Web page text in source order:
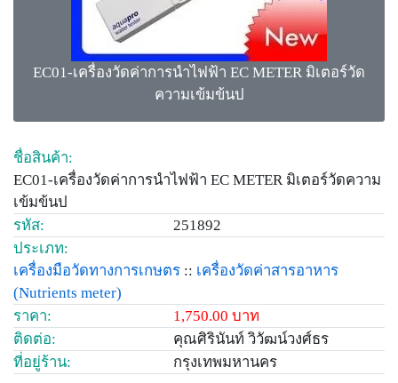
EC01-เครื่องวัดค่าการนำไฟฟ้า EC METER มิเตอร์วัด
ความเข้มข้นป
ชื่อสินค้า:
EC01-เครื่องวัดค่าการนำไฟฟ้า EC METER มิเตอร์วัดความ
เข้มข้นป
รหัส:
251892
ประเภท:
เครื่องมือวัดทางการเกษตร :: เครื่องวัดค่าสารอาหาร
(Nutrients meter)
ราคา:
1,750.00 บาท
ติดต่อ:
คุณศิรินันท์ วิวัฒน์วงศ์ธร
ที่อยู่ร้าน:
กรุงเทพมหานคร